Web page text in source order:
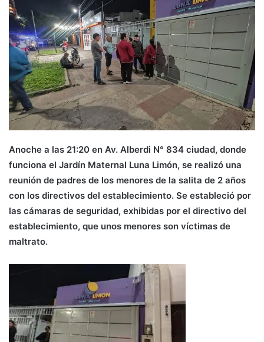
Anoche a las 21:20 en Av. Alberdi N° 834 ciudad, donde
funciona el Jardín Maternal Luna Limón, se realizó una
reunión de padres de los menores de la salita de 2 años
con los directivos del establecimiento. Se estableció por
las cámaras de seguridad, exhibidas por el directivo del
establecimiento, que unos menores son víctimas de
maltrato.